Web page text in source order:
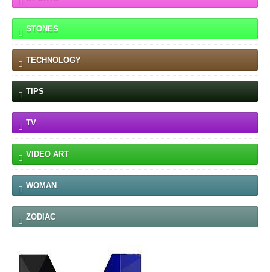
STONES
TECHNOLOGY
TIPS
TV
VIDEO ART
WOMAN
ZODIAC